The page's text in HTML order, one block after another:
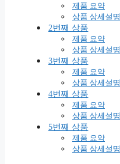
제품 요약
상품 상세설명
2번째 상품
제품 요약
상품 상세설명
3번째 상품
제품 요약
상품 상세설명
4번째 상품
제품 요약
상품 상세설명
5번째 상품
제품 요약
상품 상세설명